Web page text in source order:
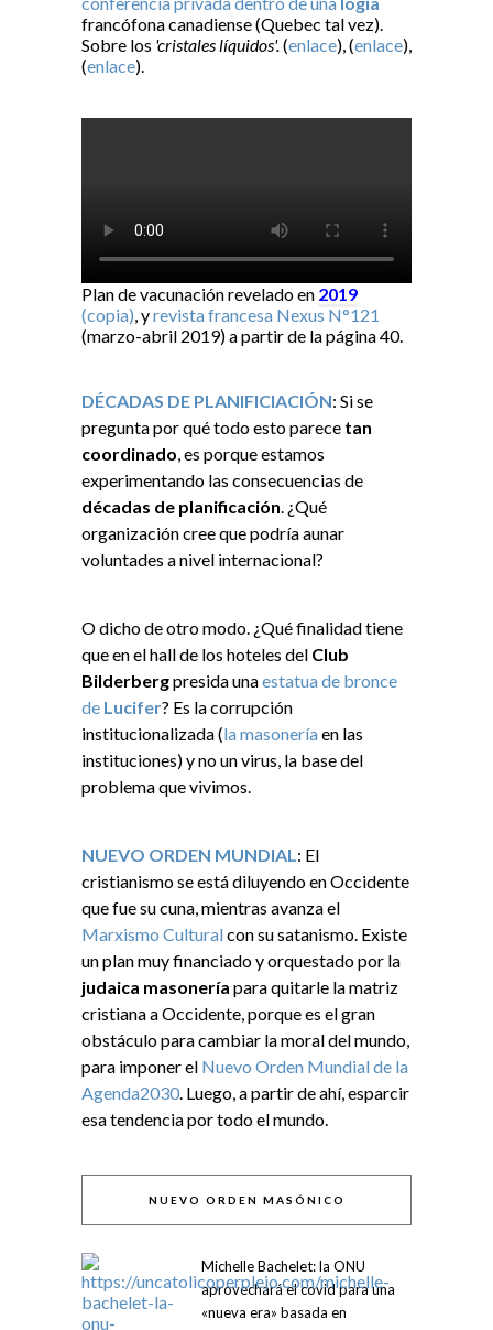
francófona canadiense (Quebec tal vez).
Sobre los 'cristales líquidos'. (enlace), (enlace),
(enlace).
Plan de vacunación revelado en 2019
(copia) , yrevista francesa Nexus N°121
(marzo-abril 2019) a partir de la página 40.
DÉCADAS DE PLANIFICIACIÓN: Si se
pregunta por qué todo esto parece tan
coordinado , es porque estamos
experimentando las consecuencias de
décadas de planificación . ¿Qué
organización cree que podría aunar
voluntades a nivel internacional?
O dicho de otro modo. ¿Qué finalidad tiene
que en el hall de los hoteles del Club
Bilderbergpresida unaestatua de bronce
de Lucifer? Es la corrupción
institucionalizada (la masoneríaen las
instituciones) y no un virus, la base del
problema que vivimos.
NUEVO ORDEN MUNDIAL : El
cristianismo se está diluyendo en Occidente
que fue su cuna, mientras avanza el
Marxismo Culturalcon su satanismo. Existe
un plan muy financiado y orquestado por la
judaica masonería para quitarle la matriz
cristiana a Occidente, porque es el gran
obstáculo para cambiar la moral del mundo,
para imponer el Nuevo Orden Mundial de la
Agenda2030 . Luego, a partir de ahí, esparcir
esa tendencia por todo el mundo.
NUEVO ORDEN MASÓNICO
Michelle Bachelet: la ONU
aprovechará el covid para una
«nueva era» basada en